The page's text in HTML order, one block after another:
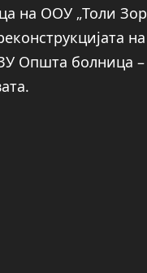
на ООУ „Толи
Општа болница